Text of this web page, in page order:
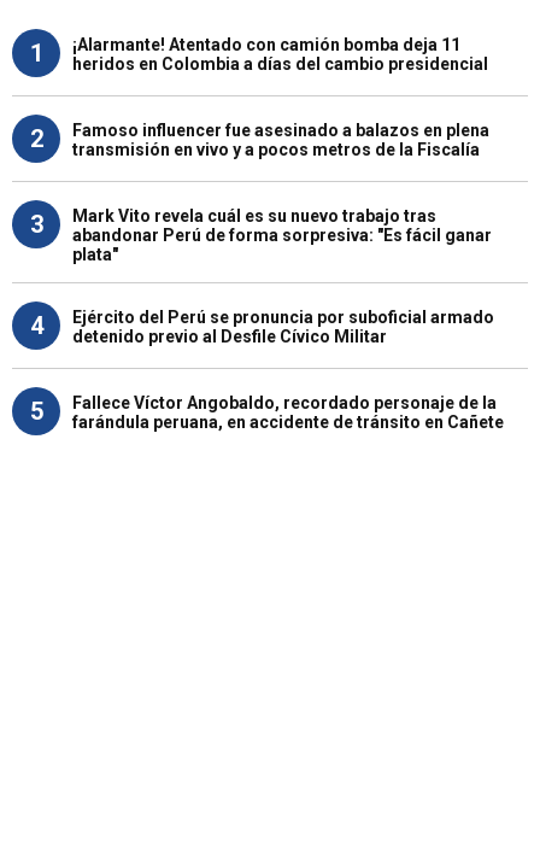
1
¡Alarmante! Atentado con camión bomba deja 11
heridos en Colombia a días del cambio presidencial
2
Famoso influencer fue asesinado a balazos en plena
transmisión en vivo y a pocos metros de la Fiscalía
3
Mark Vito revela cuál es su nuevo trabajo tras
abandonar Perú de forma sorpresiva: "Es fácil ganar
plata"
4
Ejército del Perú se pronuncia por suboficial armado
detenido previo al Desfile Cívico Militar
5
Fallece Víctor Angobaldo, recordado personaje de la
farándula peruana, en accidente de tránsito en Cañete